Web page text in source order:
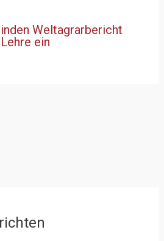
Weltagrarbericht
ein